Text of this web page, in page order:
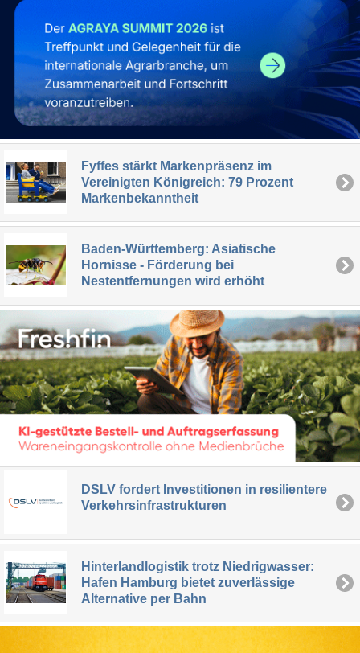
Fyffes stärkt Markenpräsenz im
Vereinigten Königreich: 79 Prozent
Markenbekanntheit
Baden-Württemberg: Asiatische
Hornisse - Förderung bei
Nestentfernungen wird erhöht
DSLV fordert Investitionen in resilientere
Verkehrsinfrastrukturen
Hinterlandlogistik trotz Niedrigwasser:
Hafen Hamburg bietet zuverlässige
Alternative per Bahn